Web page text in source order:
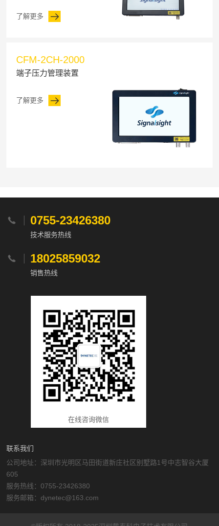
了解更多
CFM-2CH-2000
端子压力管理装置
了解更多
 0755-23426380
技术服务热线
 18025859032
销售热线
在线咨询微信
联系我们
公司地址：深圳市光明区马田街道新庄社区别墅路1号中志智谷大厦
605
服务热线：0755-23426380
服务邮箱：dynetec@163.com